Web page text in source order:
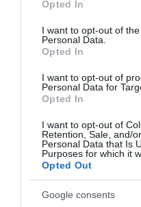
use your data for below
consent section.
Opted In
I want to opt-out of
Personal Data.
Opted In
I want to opt-out of
Personal Data for
Opted In
I want to opt-out of
Retention, Sale, and/
Personal Data that Is
Purposes for which it
Opted Out
Google consents
Τα φιλικά του